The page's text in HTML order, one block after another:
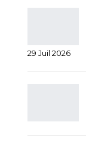
29 Juil 2026